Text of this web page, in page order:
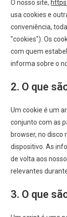
O nosso site,
usa cookies e
conveniência,
"cookies"). Os
com quem
informa sobre o
2. O que
Um cookie é um
conjunto com as
browser, no disco
dispositivo. As
de volta aos
relevantes
3. O que